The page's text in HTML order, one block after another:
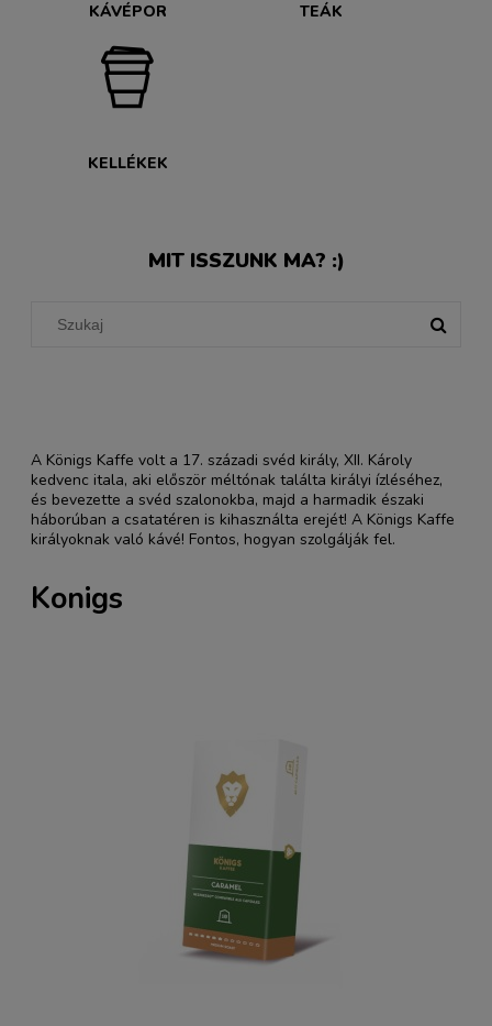
KÁVÉPOR TEÁK
KELLÉKEK
MIT ISSZUNK MA? :)
A Königs Kaffe volt a 17. századi svéd király, XII. Károly
kedvenc itala, aki először méltónak találta királyi ízléséhez,
és bevezette a svéd szalonokba, majd a harmadik északi
háborúban a csatatéren is kihasználta erejét! A Königs Kaffe
királyoknak való kávé! Fontos, hogyan szolgálják fel.
Konigs